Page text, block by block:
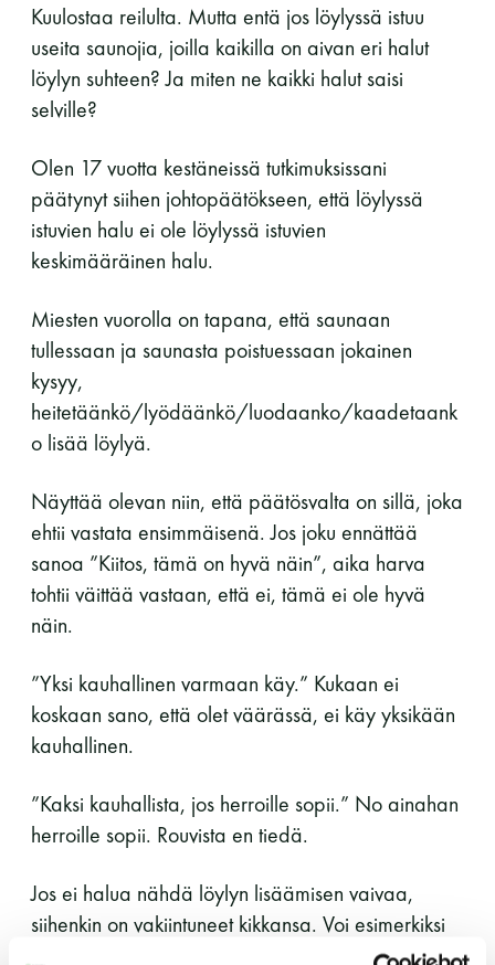
11 saunomiskerran kortti
120€
3kk kortti - M / N
275€ / 115€
Vuosikortti - M / N
Suomen Saunaseura ry
Vaskiniementie 10, 00200 Helsinki
Kahvio/kassa 050 372 4167
Y-tunnus: 0116872-9
Tietosuojaseloste
Saunaseuran tarkoitus
Suomen Saunaseura vaalii perinteisiä, kohteliaita
saunomistapoja, joiden perustana on toisten
saunakulttuuria ja pyrkii kehittämään suomalaista
saunaa ja edistämään sitä koskevaa tutkimusta.
Kuulostaa reilulta. Mutta entä jos löylyssä istuu
useita saunojia, joilla kaikilla on aivan eri halut
löylyn suhteen? Ja miten ne kaikki halut saisi
selville?
Olen 17 vuotta kestäneissä tutkimuksissani
päätynyt siihen johtopäätökseen, että löylyssä
istuvien halu ei ole löylyssä istuvien
keskimääräinen halu.
Miesten vuorolla on tapana, että saunaan
tullessaan ja saunasta poistuessaan jokainen
kysyy,
heitetäänkö/lyödäänkö/luodaanko/kaadetaank
o lisää löylyä.
Näyttää olevan niin, että päätösvalta on sillä, joka
ehtii vastata ensimmäisenä. Jos joku ennättää
sanoa ”Kiitos, tämä on hyvä näin”, aika harva
tohtii väittää vastaan, että ei, tämä ei ole hyvä
näin.
”Yksi kauhallinen varmaan käy.” Kukaan ei
koskaan sano, että olet väärässä, ei käy yksikään
kauhallinen.
”Kaksi kauhallista, jos herroille sopii.” No ainahan
herroille sopii. Rouvista en tiedä.
Jos ei halua nähdä löylyn lisäämisen vaivaa,
siihenkin on vakiintuneet kikkansa. Voi esimerkiksi
käyttää kysymyslausetta, johon jo sisältyy vastaus.